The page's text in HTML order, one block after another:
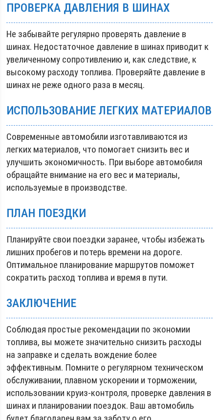
ПРОВЕРКА ДАВЛЕНИЯ В ШИНАХ
Не забывайте регулярно проверять давление в
шинах. Недостаточное давление в шинах приводит к
увеличенному сопротивлению и, как следствие, к
высокому расходу топлива. Проверяйте давление в
шинах не реже одного раза в месяц.
ИСПОЛЬЗОВАНИЕ ЛЕГКИХ МАТЕРИАЛОВ
Современные автомобили изготавливаются из
легких материалов, что помогает снизить вес и
улучшить экономичность. При выборе автомобиля
обращайте внимание на его вес и материалы,
используемые в производстве.
ПЛАН ПОЕЗДКИ
Планируйте свои поездки заранее, чтобы избежать
лишних пробегов и потерь времени на дороге.
Оптимальное планирование маршрутов поможет
сократить расход топлива и время в пути.
ЗАКЛЮЧЕНИЕ
Соблюдая простые рекомендации по экономии
топлива, вы можете значительно снизить расходы
на заправке и сделать вождение более
эффективным. Помните о регулярном техническом
обслуживании, плавном ускорении и торможении,
использовании круиз-контроля, проверке давления в
шинах и планировании поездок. Ваш автомобиль